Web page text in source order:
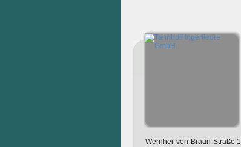
Wernher-von-Braun-Straße 1